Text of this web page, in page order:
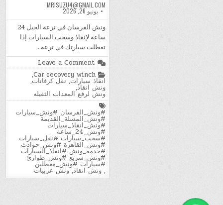
MRISUZU4@GMAIL.COM
يونيو 26, 2026
ونش الفرسان في ترعة الجبل 24
ساعة لإنقاذ وسحب السيارات إذا
تعطلت سيارتك في ترعة…
Leave a Comment
ونش
انقاذ
|
في
ترعة
الجبل
24
أسرع
ونش
إنقاذ
وسحب
سيارات
Posted
in
Car recovery winch
,
انقاذ سيارات, نقل كرفانات,
ونش انقاذ,
ونش لرفع المعدات الثقيله
#ونش_الفرسان #ونش_سيارات
#ونش_المسلة_القديمة
#ونش_انقاذ_سيارات
#ونش_24_ساعة
#سحب_سيارات #نقل_سيارات
#ونش_القاهرة #ونش_حوادث
#خدمة_ونش #انقاذ_السيارات
#ونش_سريع #ونش_طوارئ
#سيارات #ونش_معطلين
,ونش انقاذ,ونش عربيات